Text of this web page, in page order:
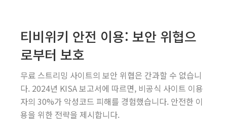
티비위키 안전 이용: 보안 위협으
로부터 보호
무료 스트리밍 사이트의 보안 위협은 간과할 수 없습니
다. 2024년 KISA 보고서에 따르면, 비공식 사이트 이용
자의 30%가 악성코드 피해를 경험했습니다. 안전한 이
용을 위한 전략을 제시합니다.